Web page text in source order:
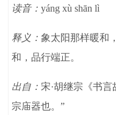
读音：yáng xù shān lì
释义：象太阳那样暖和
和，品行端正。
出自：宋·胡继宗《书言
宗庙器也。”